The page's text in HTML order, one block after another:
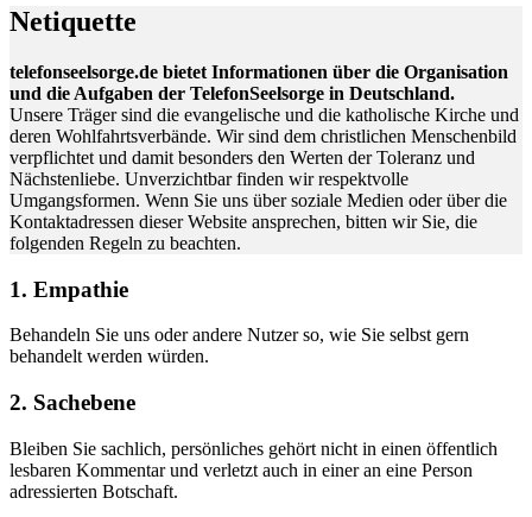
Netiquette
telefonseelsorge.de bietet Informationen über die Organisation
und die Aufgaben der TelefonSeelsorge in Deutschland.
Unsere Träger sind die evangelische und die katholische Kirche und
deren Wohlfahrtsverbände. Wir sind dem christlichen Menschenbild
verpflichtet und damit besonders den Werten der Toleranz und
Nächstenliebe. Unverzichtbar finden wir respektvolle
Umgangsformen. Wenn Sie uns über soziale Medien oder über die
Kontaktadressen dieser Website ansprechen, bitten wir Sie, die
folgenden Regeln zu beachten.
1. Empathie
Behandeln Sie uns oder andere Nutzer so, wie Sie selbst gern
behandelt werden würden.
2. Sachebene
Bleiben Sie sachlich, persönliches gehört nicht in einen öffentlich
lesbaren Kommentar und verletzt auch in einer an eine Person
adressierten Botschaft.